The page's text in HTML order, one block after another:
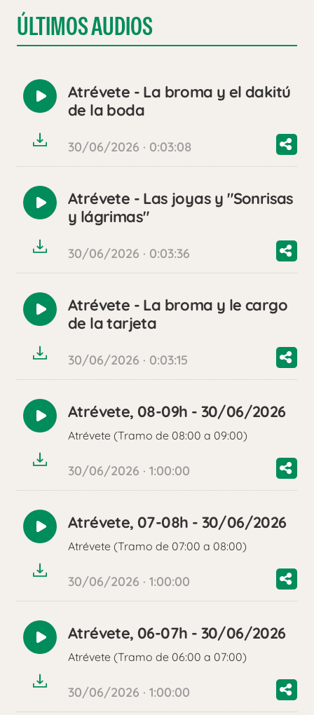
ÚLTIMOS AUDIOS
Reproducir
audio
Atrévete - La broma y el dakitú
de la boda
30/06/2026 · 0:03:08
Reproducir
audio
Atrévete - Las joyas y "Sonrisas
y lágrimas"
30/06/2026 · 0:03:36
Reproducir
audio
Atrévete - La broma y le cargo
de la tarjeta
30/06/2026 · 0:03:15
Reproducir
audio
Atrévete, 08-09h - 30/06/2026
Atrévete (Tramo de 08:00 a 09:00)
30/06/2026 · 1:00:00
Reproducir
audio
Atrévete, 07-08h - 30/06/2026
Atrévete (Tramo de 07:00 a 08:00)
30/06/2026 · 1:00:00
Reproducir
audio
Atrévete, 06-07h - 30/06/2026
Atrévete (Tramo de 06:00 a 07:00)
30/06/2026 · 1:00:00